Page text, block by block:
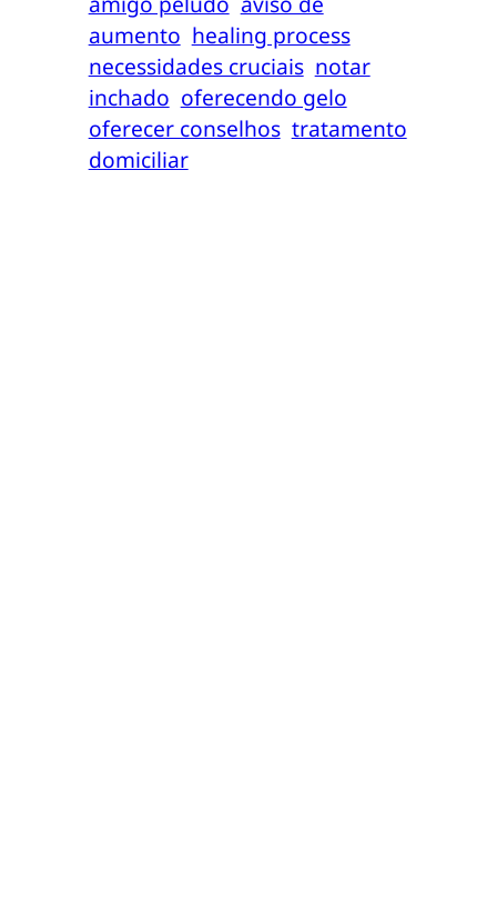
aumento healing process
necessidades cruciais notar
inchado oferecendo gelo
oferecer conselhos tratamento
domiciliar